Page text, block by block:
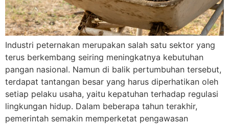
Industri peternakan merupakan salah satu sektor yang
terus berkembang seiring meningkatnya kebutuhan
pangan nasional. Namun di balik pertumbuhan tersebut,
terdapat tantangan besar yang harus diperhatikan oleh
setiap pelaku usaha, yaitu kepatuhan terhadap regulasi
lingkungan hidup. Dalam beberapa tahun terakhir,
pemerintah semakin memperketat pengawasan